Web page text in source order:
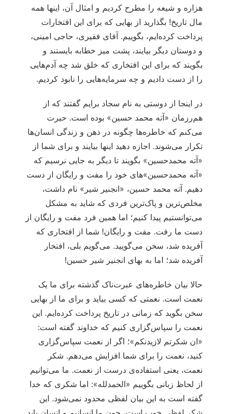
هزاره و شیعه را مطرح کردیم و امثال آن، اینها همه
مال تاریخ! بگذارید از بهایی که برای این افتخارات
پرداخت کرده‌ایم، بگوییم. آقای فقیری، حاجی امینی،
و دوستان دیگر بیایند، پشت میز خطابه بایستند و
بگویند که برای این افتخاری که خلق شد چه آدم‏‌هایی
را از دست دادیم و چه سرمایه‌هایی را نابود کردیم.
در اینجا از دوستی به نام سجاد برایم گفتند که از
هم‌رزمان «آته محمد حسین» بوده است. حیرت
می‌‏کنم که خاطره‏‌ها چگونه در ذهن و زندگی انسان‏‌ها
‏تکرار می‌‏شوند. اجازه دهید اینها بیایند و برای شما از
«آته محمدحسین» بگویند تا دیگر به جایی نرسیم که
«آته محمدحسین»‏های ‏‏خود را مفت و رایگان از دست
دهیم. آته محمد حسین، «انجنیر شیر» نام داشت،
مخلص‌‏ترین و پاک‌‏ترین فردی که شاید به مشکل
می‌‏توانستیم پیدا کنیم؛ اما همین فرد مفت و رایگان از
دست ما رفت. مفت و رایگان! شما از افتخاری که
آفریده شد، سخن می‌‏گویید. می‌‏گویم بلی، افتخار
آفریده شد؛ اما به بهای ‏‏انجنیر شیر حسین!
حالا بیان خاطره‏‌های عبرت‌ناک گذشته برای ما یک
نعمت است. نعمتی که کسی بیاید و برای ما از بهایی
سخن بگوید که زمانی در تاریخ پرداخت کرده‌ایم. این
نعمت را سپاس‌گزاری کنیم که خداوند گفته است:
«ان شکرتم لازیدنکم»؛ اگر از نعمت سپاس‌گزاری
کنید، نعمت را برای شما افزایش می‌‏دهم. شکر
نعمت، یعنی استفاده‏‌ی ‏درست از نعمت. ما می‌‏توانیم
از لحاظ زبانی بگوییم «الحمدلله»: اما شکری که خدا
گفته است به این بیان لفظی محدود نمی‌‏‏شود. این